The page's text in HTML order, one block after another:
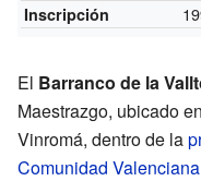
Inscripción
El Barranco de la
Maestrazgo, ubicado en
Vinromá, dentro de la
Comunidad Valenciana